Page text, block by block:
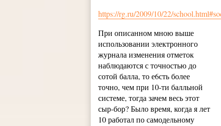
https://rg.ru/2009/10/22/
При описанном мною выше
использовании электронного
журнала изменения отметок
наблюдаются с точностью до
сотой балла, то е6сть более
точно, чем при 10-ти балльной
системе, тогда зачем весь этот
сыр-бор? Было время, когда я лет
10 работал по самодельному